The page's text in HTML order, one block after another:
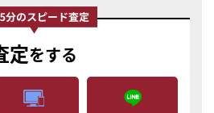
定をする